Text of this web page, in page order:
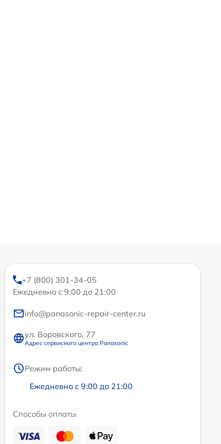
+7 (800) 301-34-05
Ежедневно с 9:00 до 21:00
info@panasonic-repair-center.ru
ул. Воровского, 77
Адрес сервисного центра Panasonic
Режим работы:
Ежедневно с 9:00 до 21:00
Способы оплаты